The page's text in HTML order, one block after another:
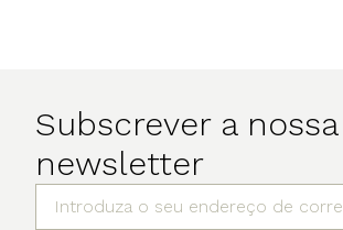
Subscrever a nossa
newsletter